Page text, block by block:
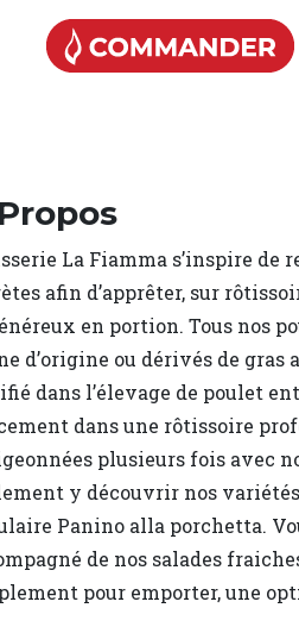
La Fiamma s’inspire de
afin d’apprêter, sur
en portion. Tous nos
d’origine ou dérivés de
dans l’élevage de poulet
dans une rôtissoire
plusieurs fois avec
y découvrir nos
Panino alla porchetta.
de nos salades
pour emporter, une